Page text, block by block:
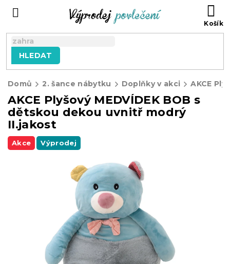
HLEDAT
Domů 2. šance nábytku Doplňky v akci
AKCE Plyšový MEDVÍDEK BOB s
dětskou dekou uvnitř modrý
II.jakost
Akce Výprodej